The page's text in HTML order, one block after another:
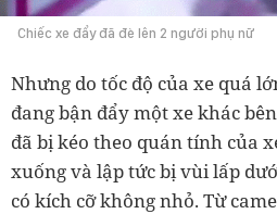
Chiếc xe đẩy đã đè lên 2 người phụ nữ
Nhưng do tốc độ của xe quá
đang bận đẩy một xe khác
đã bị kéo theo quán tính của
xuống và lập tức bị vùi lấp
có kích cỡ không nhỏ. Từ